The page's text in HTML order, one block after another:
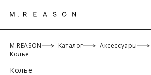
M.REASON Каталог Аксессуары
Колье
Колье